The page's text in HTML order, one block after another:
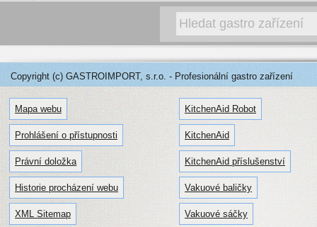
Copyright (c) GASTROIMPORT, s.r.o. - Profesionální gastro zařízení
Mapa webu
Prohlášení o přístupnosti
Právní doložka
Historie procházení webu
XML Sitemap
KitchenAid Robot
KitchenAid
KitchenAid příslušenství
Vakuové baličky
Vakuové sáčky